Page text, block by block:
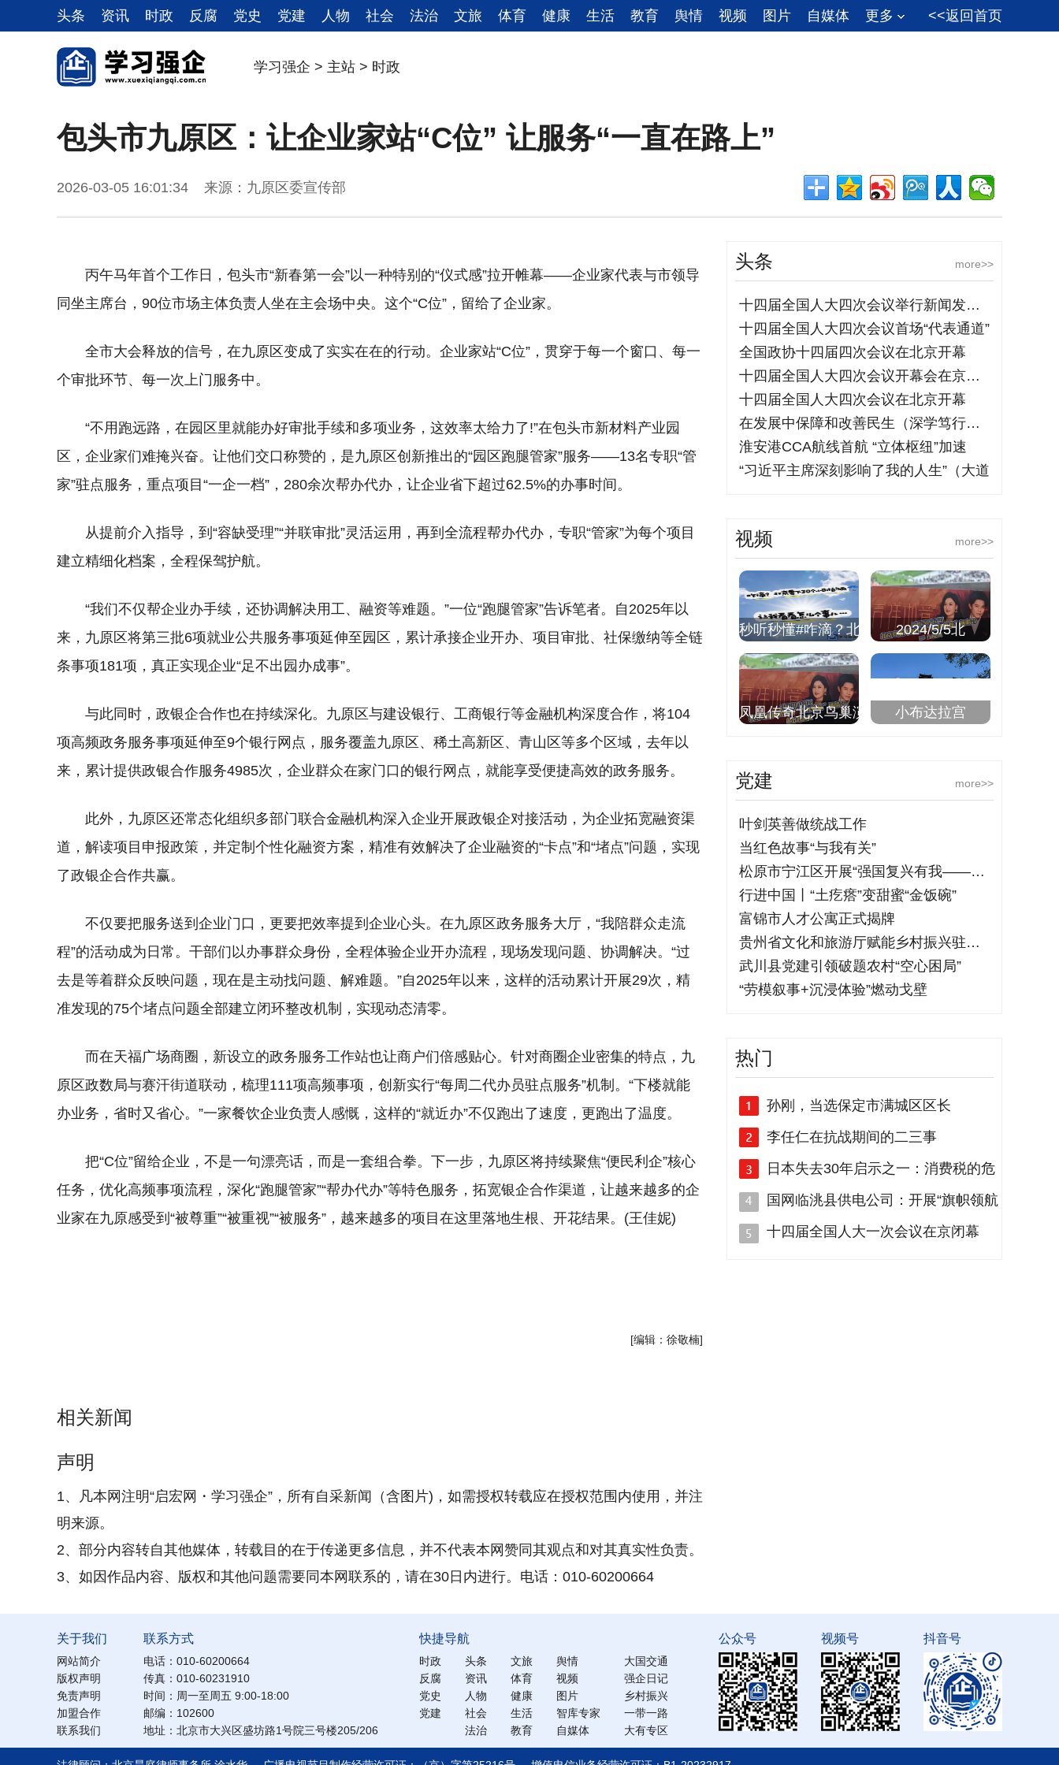
头条 资讯 时政 反腐 党史 党建 人物 社会 法治 文旅 体育 健康 生活 教育 舆情 视频 图片 自媒体 更多 <<返回首页
学习强企 > 主站 > 时政
包头市九原区：让企业家站“C位” 让服务“一直在路上”
2026-03-05 16:01:34 来源：九原区委宣传部
丙午马年首个工作日，包头市“新春第一会”以一种特别的“仪式感”拉开帷幕——企业家代表与市领导
同坐主席台，90位市场主体负责人坐在主会场中央。这个“C位”，留给了企业家。
全市大会释放的信号，在九原区变成了实实在在的行动。企业家站“C位”，贯穿于每一个窗口、每一
个审批环节、每一次上门服务中。
“不用跑远路，在园区里就能办好审批手续和多项业务，这效率太给力了!”在包头市新材料产业园
区，企业家们难掩兴奋。让他们交口称赞的，是九原区创新推出的“园区跑腿管家”服务——13名专职“管
家”驻点服务，重点项目“一企一档”，280余次帮办代办，让企业省下超过62.5%的办事时间。
从提前介入指导，到“容缺受理”“并联审批”灵活运用，再到全流程帮办代办，专职“管家”为每个项目
建立精细化档案，全程保驾护航。
“我们不仅帮企业办手续，还协调解决用工、融资等难题。”一位“跑腿管家”告诉笔者。自2025年以
来，九原区将第三批6项就业公共服务事项延伸至园区，累计承接企业开办、项目审批、社保缴纳等全链
条事项181项，真正实现企业“足不出园办成事”。
与此同时，政银企合作也在持续深化。九原区与建设银行、工商银行等金融机构深度合作，将104
项高频政务服务事项延伸至9个银行网点，服务覆盖九原区、稀土高新区、青山区等多个区域，去年以
来，累计提供政银合作服务4985次，企业群众在家门口的银行网点，就能享受便捷高效的政务服务。
此外，九原区还常态化组织多部门联合金融机构深入企业开展政银企对接活动，为企业拓宽融资渠
道，解读项目申报政策，并定制个性化融资方案，精准有效解决了企业融资的“卡点”和“堵点”问题，实现
了政银企合作共赢。
不仅要把服务送到企业门口，更要把效率提到企业心头。在九原区政务服务大厅，“我陪群众走流
程”的活动成为日常。干部们以办事群众身份，全程体验企业开办流程，现场发现问题、协调解决。“过
去是等着群众反映问题，现在是主动找问题、解难题。”自2025年以来，这样的活动累计开展29次，精
准发现的75个堵点问题全部建立闭环整改机制，实现动态清零。
而在天福广场商圈，新设立的政务服务工作站也让商户们倍感贴心。针对商圈企业密集的特点，九
原区政数局与赛汗街道联动，梳理111项高频事项，创新实行“每周二代办员驻点服务”机制。“下楼就能
办业务，省时又省心。”一家餐饮企业负责人感慨，这样的“就近办”不仅跑出了速度，更跑出了温度。
把“C位”留给企业，不是一句漂亮话，而是一套组合拳。下一步，九原区将持续聚焦“便民利企”核心
任务，优化高频事项流程，深化“跑腿管家”“帮办代办”等特色服务，拓宽银企合作渠道，让越来越多的企
业家在九原感受到“被尊重”“被重视”“被服务”，越来越多的项目在这里落地生根、开花结果。(王佳妮)
[编辑：徐敬楠]
相关新闻
声明
1、凡本网注明“启宏网・学习强企”，所有自采新闻（含图片)，如需授权转载应在授权范围内使用，并注
明来源。
2、部分内容转自其他媒体，转载目的在于传递更多信息，并不代表本网赞同其观点和对其真实性负责。
3、如因作品内容、版权和其他问题需要同本网联系的，请在30日内进行。电话：010-60200664
more>>
头条
十四届全国人大四次会议举行新闻发布会
十四届全国人大四次会议首场“代表通道”
全国政协十四届四次会议在北京开幕
十四届全国人大四次会议开幕会在京举行
十四届全国人大四次会议在北京开幕
在发展中保障和改善民生（深学笃行阐释习
淮安港CCA航线首航 “立体枢纽”加速
“习近平主席深刻影响了我的人生”（大道
more>>
视频
秒听秒懂#咋滴？北 2024/5/5北
凤凰传奇北京鸟巢演 小布达拉宫
more>>
党建
叶剑英善做统战工作
当红色故事“与我有关”
松原市宁江区开展“强国复兴有我——铭记
行进中国丨“土疙瘩”变甜蜜“金饭碗”
富锦市人才公寓正式揭牌
贵州省文化和旅游厅赋能乡村振兴驻村干部
武川县党建引领破题农村“空心困局”
“劳模叙事+沉浸体验”燃动戈壁
热门
孙刚，当选保定市满城区区长
李任仁在抗战期间的二三事
日本失去30年启示之一：消费税的危
国网临洮县供电公司：开展“旗帜领航
十四届全国人大一次会议在京闭幕
关于我们
网站简介
版权声明
免责声明
加盟合作
联系我们
联系方式
电话：010-60200664
传真：010-60231910
时间：周一至周五 9:00-18:00
邮编：102600
地址：北京市大兴区盛坊路1号院三号楼205/206
快捷导航
时政
反腐
党史
党建
头条
资讯
人物
社会
法治
文旅
体育
健康
生活
教育
舆情
视频
图片
智库专家
自媒体
大国交通
强企日记
乡村振兴
一带一路
大有专区
公众号 视频号 抖音号